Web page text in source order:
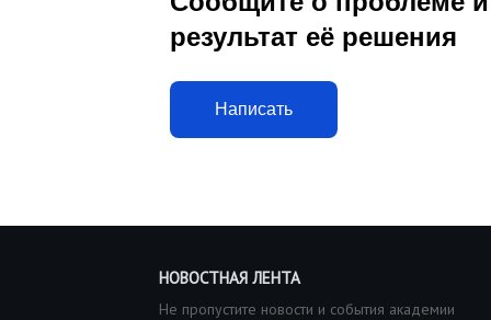
результат её решения
Написать
НОВОСТНАЯ ЛЕНТА
Не пропустите новости и события академии